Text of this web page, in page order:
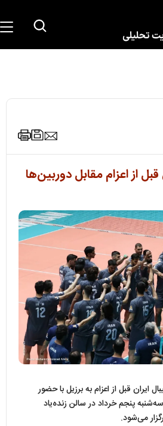
از اعزام مقابل دوربین‌ها
ایران قبل از اعزام به برزیل با حضور
پنجم خرداد در سالن زنده‌یاد
می‌شود.